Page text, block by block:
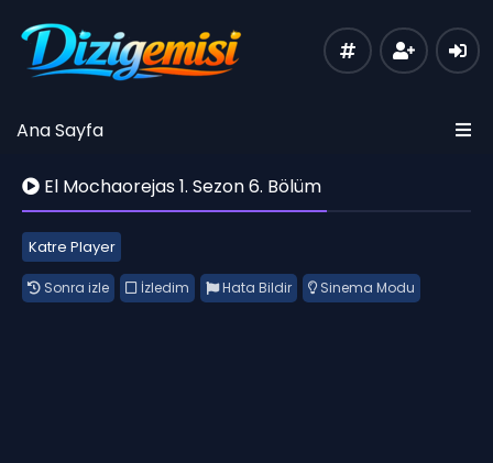
Ana Sayfa
El Mochaorejas 1. Sezon 6. Bölüm
Katre Player
Sonra izle İzledim Hata Bildir Sinema Modu